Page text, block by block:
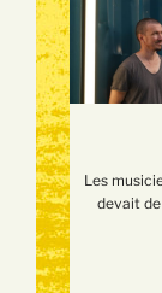
Les
devait